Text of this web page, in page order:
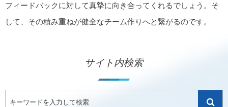
フィードバックに対して真摯に向き合ってくれるでしょう。そ
して、その積み重ねが健全なチーム作りへと繋がるのです。
サイト内検索